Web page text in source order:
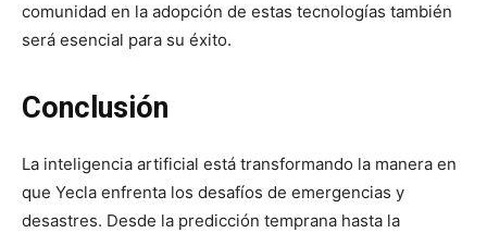
comunidad en la adopción de estas tecnologías también
será esencial para su éxito.
Conclusión
La inteligencia artificial está transformando la manera en
que Yecla enfrenta los desafíos de emergencias y
desastres. Desde la predicción temprana hasta la